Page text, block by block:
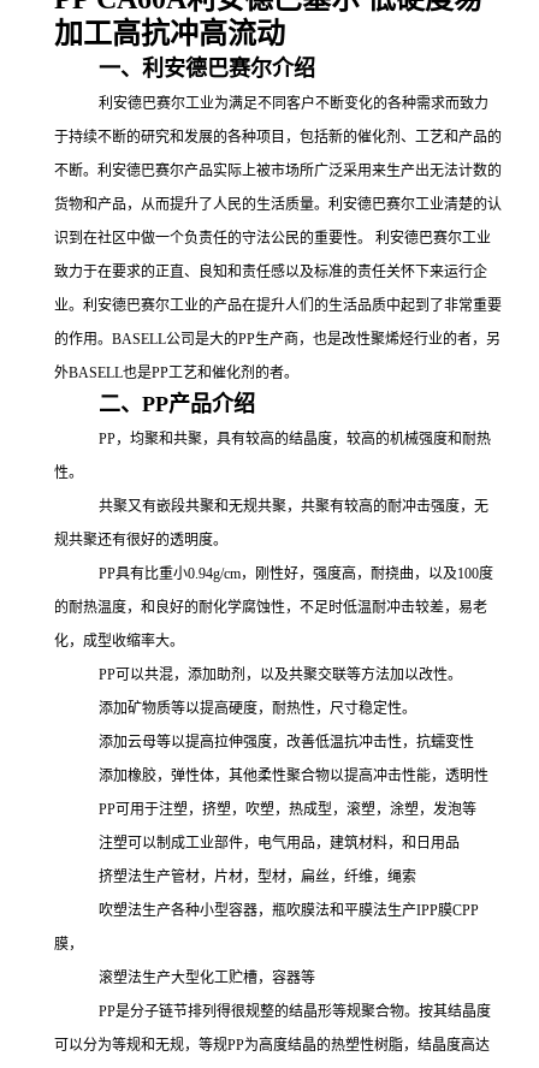
加工高抗冲高流动
一、利安德巴赛尔介绍
利安德巴赛尔工业为满足不同客户不断变化的各种需求而致力
于持续不断的研究和发展的各种项目，包括新的催化剂、工艺和产品的
不断。利安德巴赛尔产品实际上被市场所广泛采用来生产出无法计数的
货物和产品，从而提升了人民的生活质量。利安德巴赛尔工业清楚的认
识到在社区中做一个负责任的守法公民的重要性。
利安德巴赛尔工业
致力于在要求的正直、良知和责任感以及标准的责任关怀下来运行企
业。利安德巴赛尔工业的产品在提升人们的生活品质中起到了非常重要
的作用。 BASELL公司是大的PP生产商，也是改性聚烯烃行业的者，另
外BASELL也是PP工艺和催化剂的者。
二、PP产品介绍
PP，均聚和共聚，具有较高的结晶度，较高的机械强度和耐热
性。
共聚又有嵌段共聚和无规共聚，共聚有较高的耐冲击强度，无
规共聚还有很好的透明度。
PP具有比重小0.94g/cm，刚性好，强度高，耐挠曲，以及100度
的耐热温度，和良好的耐化学腐蚀性，不足时低温耐冲击较差，易老
化，成型收缩率大。
PP可以共混，添加助剂，以及共聚交联等方法加以改性。
添加矿物质等以提高硬度，耐热性，尺寸稳定性。
添加云母等以提高拉伸强度，改善低温抗冲击性，抗蠕变性
添加橡胶，弹性体，其他柔性聚合物以提高冲击性能，透明性
PP可用于注塑，挤塑，吹塑，热成型，滚塑，涂塑，发泡等
注塑可以制成工业部件，电气用品，建筑材料，和日用品
挤塑法生产管材，片材，型材，扁丝，纤维，绳索
吹塑法生产各种小型容器，瓶吹膜法和平膜法生产IPP膜CPP
膜，
滚塑法生产大型化工贮槽，容器等
PP是分子链节排列得很规整的结晶形等规聚合物。按其结晶度
可以分为等规和无规，等规PP为高度结晶的热塑性树脂，结晶度高达